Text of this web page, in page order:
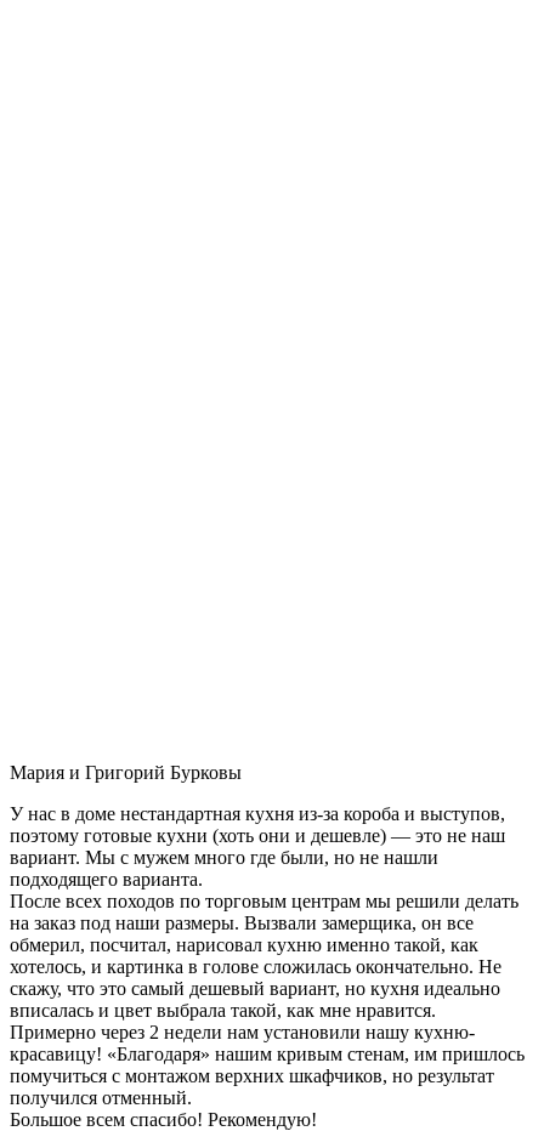
Мария и Григорий Бурковы
У нас в доме нестандартная кухня из-за короба и выступов,
поэтому готовые кухни (хоть они и дешевле) — это не наш
вариант. Мы с мужем много где были, но не нашли
подходящего варианта.
После всех походов по торговым центрам мы решили делать
на заказ под наши размеры. Вызвали замерщика, он все
обмерил, посчитал, нарисовал кухню именно такой, как
хотелось, и картинка в голове сложилась окончательно. Не
скажу, что это самый дешевый вариант, но кухня идеально
вписалась и цвет выбрала такой, как мне нравится.
Примерно через 2 недели нам установили нашу кухню-
красавицу! «Благодаря» нашим кривым стенам, им пришлось
помучиться с монтажом верхних шкафчиков, но результат
получился отменный.
Большое всем спасибо! Рекомендую!